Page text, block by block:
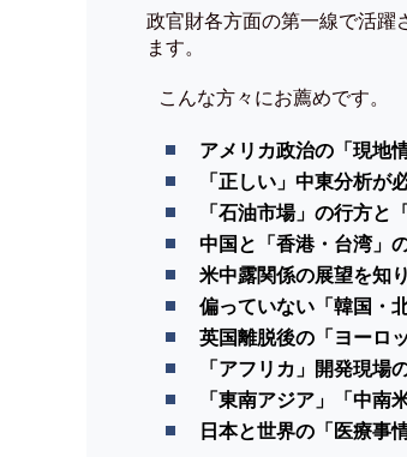
政官財各方面の第一線で活躍
ます。
こんな方々にお薦めです。
アメリカ政治の「現地
「正しい」中東分析が
「石油市場」の行方と
中国と「香港・台湾」
米中露関係の展望を知
偏っていない「韓国・
英国離脱後の「ヨーロ
「アフリカ」開発現場
「東南アジア」「中南
日本と世界の「医療事